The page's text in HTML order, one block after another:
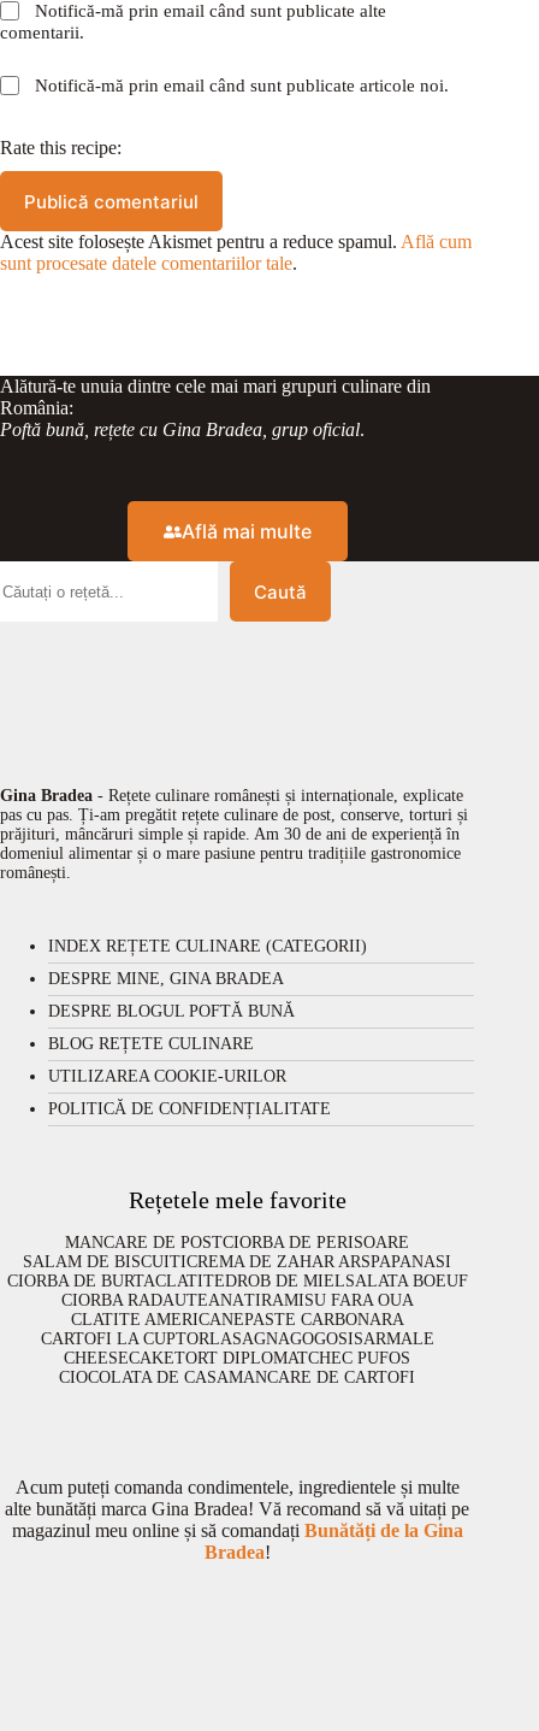
Notifică-mă prin email când sunt publicate alte
comentarii.
Notifică-mă prin email când sunt publicate articole noi.
Rate this recipe:
Publică comentariul
Acest site folosește Akismet pentru a reduce spamul. Află cum
sunt procesate datele comentariilor tale.
Alătură-te unuia dintre cele mai mari grupuri culinare din
România:
Poftă bună, rețete cu Gina Bradea, grup oficial.
Află mai multe
Caută
Gina Bradea - Rețete culinare românești și internaționale, explicate
pas cu pas. Ți-am pregătit rețete culinare de post, conserve, torturi și
prăjituri, mâncăruri simple și rapide. Am 30 de ani de experiență în
domeniul alimentar și o mare pasiune pentru tradițiile gastronomice
românești.
INDEX REȚETE CULINARE (CATEGORII)
DESPRE MINE, GINA BRADEA
DESPRE BLOGUL POFTĂ BUNĂ
BLOG REȚETE CULINARE
UTILIZAREA COOKIE-URILOR
POLITICĂ DE CONFIDENȚIALITATE
Rețetele mele favorite
MANCARE DE POSTCIORBA DE PERISOARE
SALAM DE BISCUITICREMA DE ZAHAR ARSPAPANASI
CIORBA DE BURTACLATITEDROB DE MIELSALATA BOEUF
CIORBA RADAUTEANATIRAMISU FARA OUA
CLATITE AMERICANEPASTE CARBONARA
CARTOFI LA CUPTORLASAGNAGOGOSISARMALE
CHEESECAKETORT DIPLOMATCHEC PUFOS
CIOCOLATA DE CASAMANCARE DE CARTOFI
Acum puteți comanda condimentele, ingredientele și multe
alte bunătăți marca Gina Bradea! Vă recomand să vă uitați pe
magazinul meu online și să comandați Bunătăți de la Gina
Bradea!